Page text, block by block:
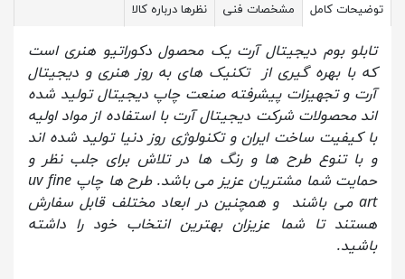
توضیحات کامل مشخصات فنی نظرها درباره کالا
تابلو بوم دیجیتال آرت یک محصول دکوراتیو هنری است
که با بهره گیری از تکنیک های به روز هنری و دیجیتال
آرت و تجهیزات پیشرفته صنعت چاپ دیجیتال تولید شده
اند محصولات شرکت دیجیتال آرت با استفاده از مواد اولیه
با کیفیت ساخت ایران و تکنولوژی روز دنیا تولید شده اند
و با تنوع طرح ها و رنگ ها در تلاش برای جلب نظر و
حمایت شما مشتریان عزیز می باشد. طرح ها چاپ uv fine
art می باشند و همچنین در ابعاد مختلف قابل سفارش
هستند تا شما عزیزان بهترین انتخاب خود را داشته
باشید.